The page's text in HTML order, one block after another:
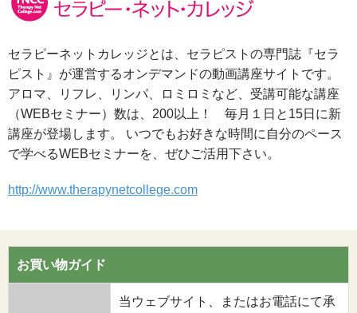
セラピーネットカレッジとは、セラピストの専門誌『セラ
ピスト』が運営するオンデマンドの動画講座サイトです。
アロマ、リフレ、リンパ、ロミロミなど、受講可能な講座
（WEBセミナー）数は、200以上！ 毎月１日と15日に新
講座が登場します。 いつでもお好きな時間に自分のペース
で学べるWEBセミナーを、ぜひご活用下さい。
http://www.therapynetcollege.com
お買い物ガイド
当ウェブサイト、またはお電話にて承